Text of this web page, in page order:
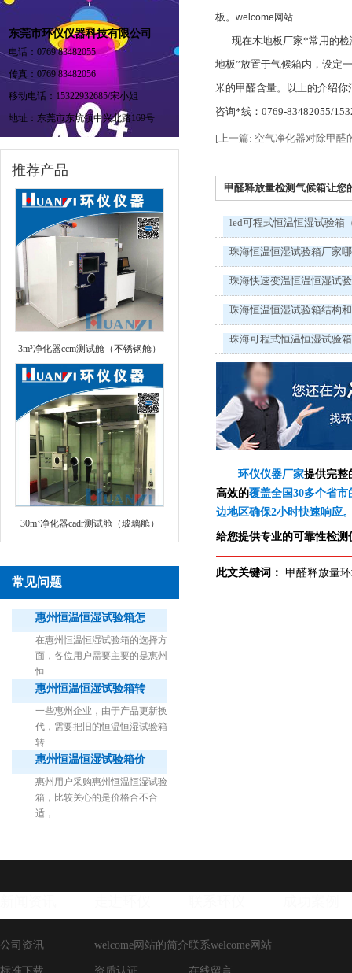
东莞市环仪仪器科技有限公司
电话：0769 83482055
传真：0769 83482056
移动电话：15322932685/宋小姐
地址：东莞市东坑镇中兴北路169号
推荐产品
3m³净化器ccm测试舱（不锈钢舱）
30m³净化器cadr测试舱（玻璃舱）
常见问题
惠州恒温恒湿试验箱怎
在惠州恒温恒湿试验箱的选择方
面，各位用户需要主要的是惠州
恒
惠州恒温恒湿试验箱转
一些惠州企业，由于产品更新换
代，需要把旧的恒温恒湿试验箱
转
惠州恒温恒湿试验箱价
惠州用户采购惠州恒温恒湿试验
箱，比较关心的是价格合不合
适，
板。welcome网站
现在木地板厂家*常用的检
地板”放置于气候箱内，设定
米的甲醛含量。以上的介绍
咨询*线：0769-83482055/
[上一篇: 空气净化器对除甲醛
甲醛释放量检测气候箱让您
led可程式恒温恒湿试验箱
珠海恒温恒湿试验箱厂家
珠海快速变温恒温恒湿试
珠海恒温恒湿试验箱结构
珠海可程式恒温恒湿试验
环仪仪器厂家提供完整
高效的覆盖全国30多个省
边地区确保2小时快速响应
给您提供专业的可靠性检测
此文关键词： 甲醛释放量
公司资讯 welcome网站的简介联系welcome网站